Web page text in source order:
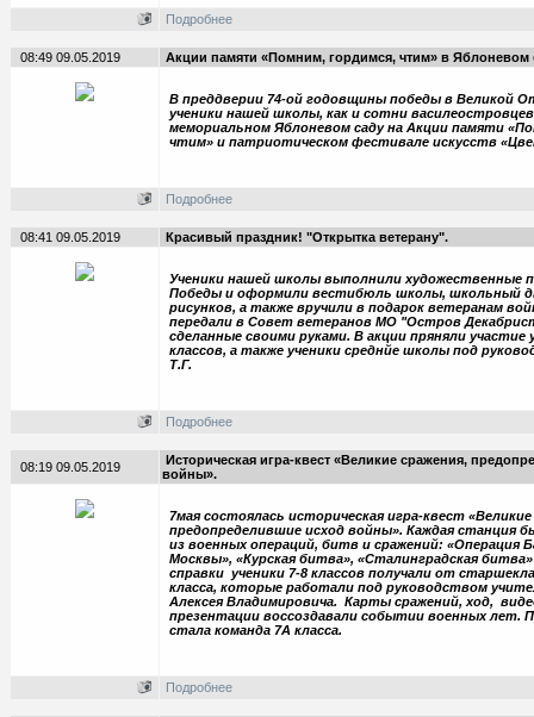
Подробнее
08:49 09.05.2019 Акции памяти «Помним, гордимся, чтим» в Яблоневом
В преддверии 74-ой годовщины победы в Великой
ученики нашей школы, как и сотни
мемориальном Яблоневом саду на Акции памяти
чтим» и патриотическом фестивале искусств
Подробнее
08:41 09.05.2019 Красивый праздник! "Открытка ветерану".
Ученики нашей школы выполнили художественные
Победы и оформили вестибюль школы, школьный
рисунков, а также вручили в подарок ветеранам
передали в Совет ветеранов МО "Остров
сделанные своими руками. В акции пряняли участие
классов, а также ученики среднйе школы под
Т.Г.
Подробнее
08:19 09.05.2019
Историческая игра-квест «Великие сражения,
войны».
7мая состоялась историческая игра-квест «Великие
предопределившие исход войны». Каждая станция
из военных операций, битв и сражений: «Операция
Москвы», «Курская битва», «Сталинградская
справки ученики 7-8 классов получали от
класса, которые работали под руководством
Алексея Владимировича. Карты сражений, ход,
презентации воссоздавали событии военных лет.
стала команда 7А класса.
Подробнее